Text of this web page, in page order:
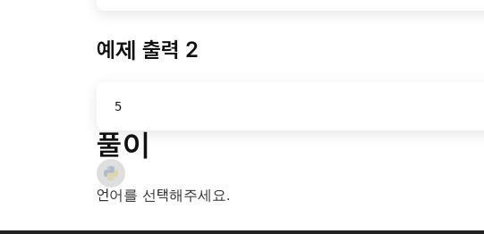
예제 출력 2
5
풀이
언어를 선택해주세요.